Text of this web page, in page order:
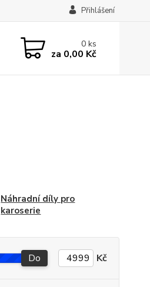
Přihlášení
0ks
za 0,00 Kč
Náhradní díly pro
karoserie
Do Kč